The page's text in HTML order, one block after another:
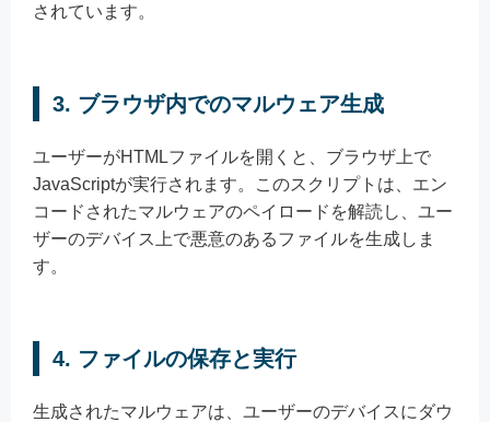
されています。
3. ブラウザ内でのマルウェア生成
ユーザーがHTMLファイルを開くと、ブラウザ上で
JavaScriptが実行されます。このスクリプトは、エン
コードされたマルウェアのペイロードを解読し、ユー
ザーのデバイス上で悪意のあるファイルを生成しま
す。
4. ファイルの保存と実行
生成されたマルウェアは、ユーザーのデバイスにダウ